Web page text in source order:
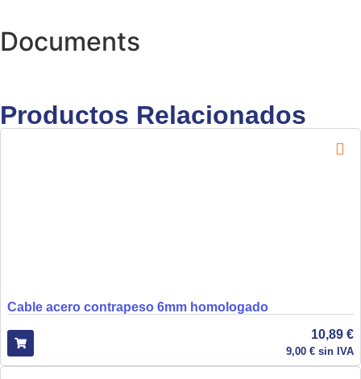
Documents
Productos Relacionados
Cable acero contrapeso 6mm homologado
10,89 €
9,00 € sin IVA